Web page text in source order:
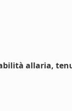
allaria,